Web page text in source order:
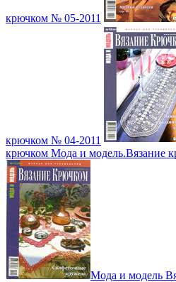
крючком № 05-2011
крючком № 04-2011
крючком Мода и модель.Вязание
Мода и модель